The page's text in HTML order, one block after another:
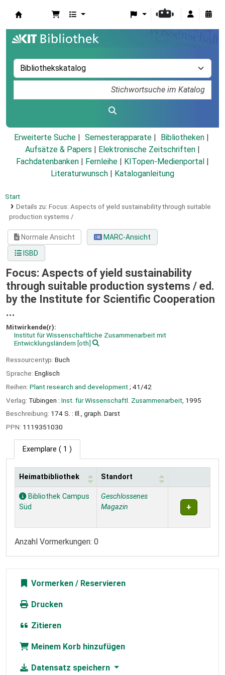
Erweiterte Suche Semesterapparate
Bibliotheken
Aufsätze & Papers
Elektronische Zeitschriften
Fachdatenbanken
Fernleihe KITopen-Medienportal
Literaturwunsch
Kataloganleitung
Start
Details zu: Focus: Aspects of yield sustainability through suitable
production systems /
Normale Ansicht
MARC-Ansicht
ISBD
Focus: Aspects of yield sustainability
through suitable production systems / ed.
by the Institute for Scientific Cooperation
...
Mitwirkende(r):
Institut für Wissenschaftliche Zusammenarbeit mit
Entwicklungsländern [oth]
Ressourcentyp: Buch
Sprache: Englisch
Reihen: Plant research and development; 41/42
Verlag: Tübingen : Inst. für Wissenschaftl. Zusammenarbeit, 1995
Beschreibung: 174 S. : Ill., graph. Darst
PPN: 1119351030
Exemplare ( 1 )
Exemplare
Heimatbibliothek Standort
Bibliothek Campus
Süd
Geschlossenes
Magazin
Anzahl Vormerkungen: 0
Vormerken
Drucken
Zitieren
Meinem Korb hinzufügen
Datensatz speichern